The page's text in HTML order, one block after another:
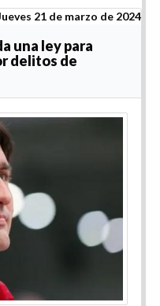
21 de marzo de 2024
una ley para
delitos de